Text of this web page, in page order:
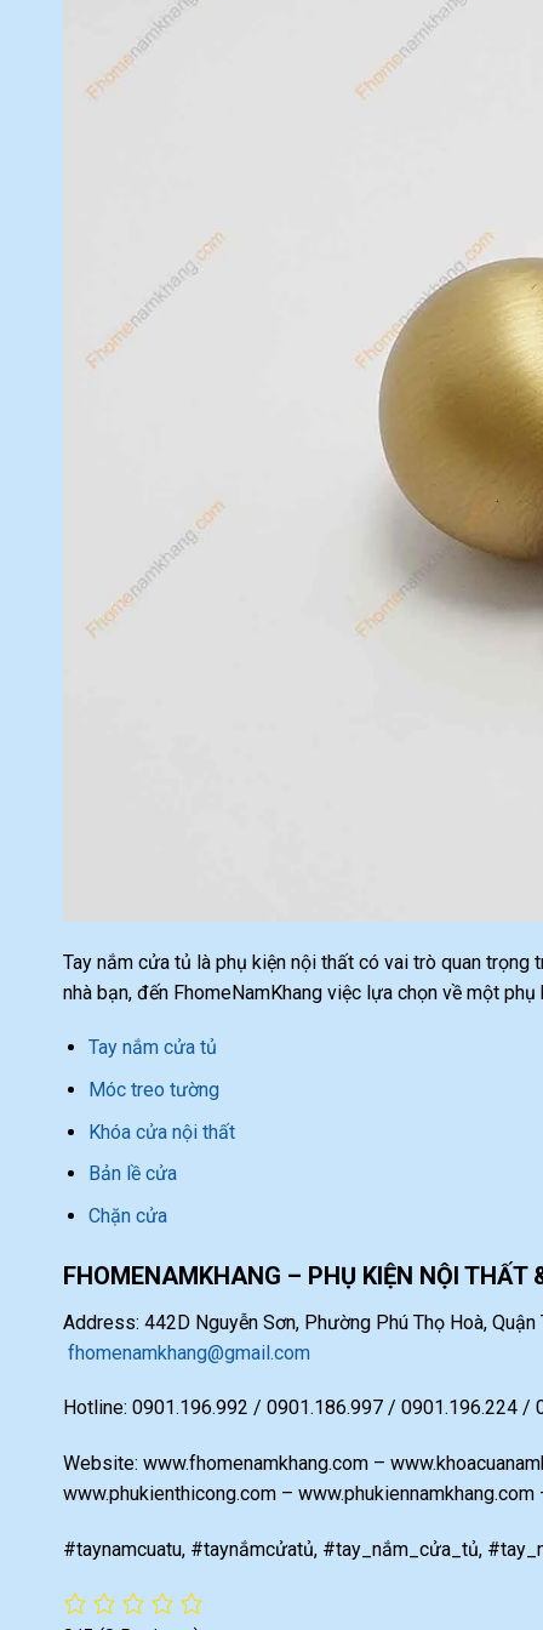
Tay nắm cửa tủ là phụ kiện nội thất có vai trò quan
nhà bạn, đến FhomeNamKhang việc lựa chọn về một
Tay nắm cửa tủ
Móc treo tường
Khóa cửa nội thất
Bản lề cửa
Chặn cửa
FHOMENAMKHANG – PHỤ KIỆN NỘI THẤT
Address: 442D Nguyễn Sơn, Phường Phú Thọ Hoà, Quận
fhomenamkhang@gmail.com
Hotline: 0901.196.992 / 0901.186.997 / 0901.196.224 /
Website: www.fhomenamkhang.com –
www.phukienthicong.com –
#taynamcuatu, #taynắmcửatủ, #tay_nắm_cửa_tủ,